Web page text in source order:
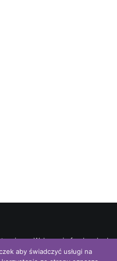
Wykonanie freshweb.pl
aby świadczyć usługi na